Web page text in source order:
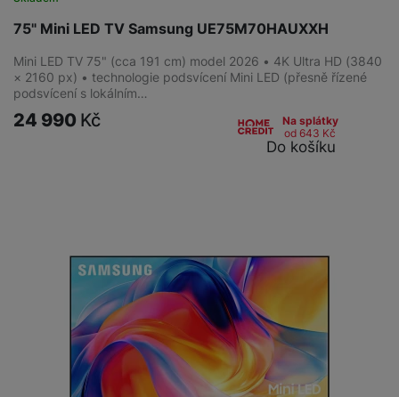
75" Mini LED TV Samsung UE75M70HAUXXH
Mini LED TV 75" (cca 191 cm) model 2026 • 4K Ultra HD (3840
× 2160 px) • technologie podsvícení Mini LED (přesně řízené
podsvícení s lokálním…
24 990 Kč
Na splátky
od 643 Kč
Do košíku